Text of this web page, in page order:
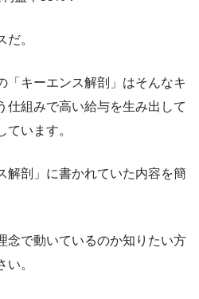
。
「キーエンス解剖」はそんなキ
仕組みで高い給与を生み出して
います。
解剖」に書かれていた内容を簡
念で動いているのか知りたい方
。